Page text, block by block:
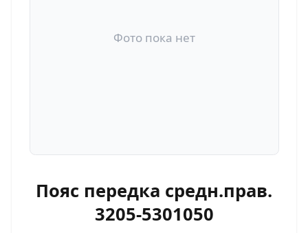
Фото пока нет
Пояс передка средн.прав.
3205-5301050